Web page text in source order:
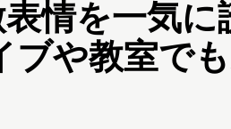
情を一気
ブや教室で